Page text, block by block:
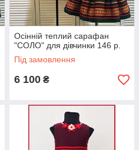
Осінній теплий сарафан
"СОЛО" для дівчинки 146 р.
Під замовлення
6 100 ₴